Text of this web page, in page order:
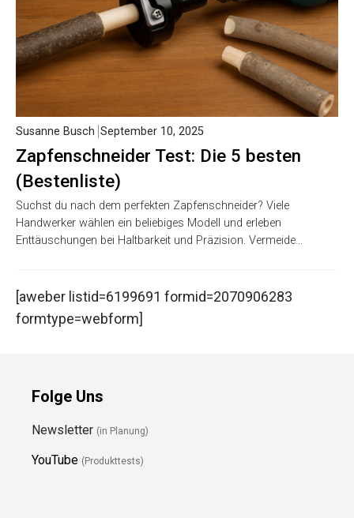
Zapfenschneider Test: Die 5 besten
(Bestenliste)
Susanne Busch September 10, 2025
Suchst du nach dem perfekten Zapfenschneider? Viele
Handwerker wählen ein beliebiges Modell und erleben
Enttäuschungen bei Haltbarkeit und Präzision. Vermeide…
[aweber listid=6199691 formid=2070906283
formtype=webform]
Folge Uns
Newsletter (in Planung)
YouTube (Produkttests)